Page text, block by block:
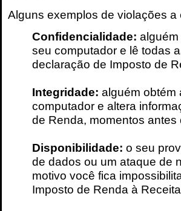
Alguns exemplos de violações
Confidencialidade:
seu computador e lê todas
declaração de Imposto de
Integridade: alguém obtém
computador e altera
de Renda, momentos
Disponibilidade: o seu
de dados ou um ataque de
motivo você fica
Imposto de Renda à